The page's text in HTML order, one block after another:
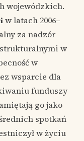
wojewódzkich.
w latach 2006–
za nadzór
w
w
wsparcie dla
funduszy
go jako
spotkań
w życiu